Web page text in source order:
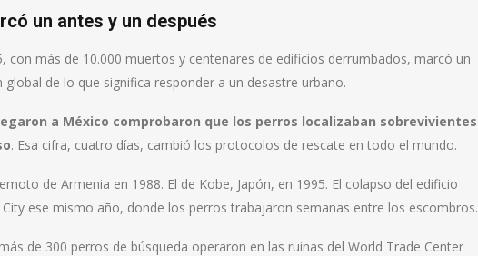
un antes y un después
con más de 10.000 muertos y centenares de edificios derrumbados, marcó un
de lo que significa responder a un desastre urbano.
a México comprobaron que los perros localizaban sobrevivientes
. Esa cifra, cuatro días, cambió los protocolos de rescate en todo el mundo.
de Armenia en 1988. El de Kobe, Japón, en 1995. El colapso del edificio
ese mismo año, donde los perros trabajaron semanas entre los escombros.
de 300 perros de búsqueda operaron en las ruinas del World Trade Center